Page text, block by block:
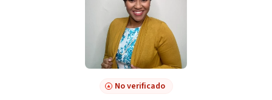
No verificado